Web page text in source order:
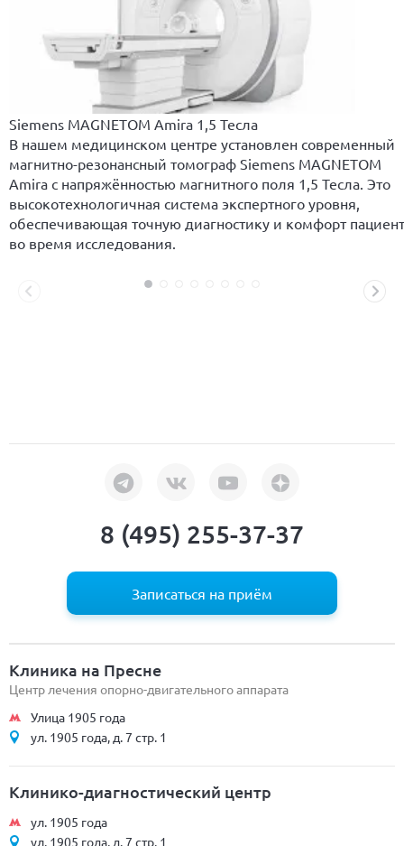
Siemens MAGNETOM Amira 1,5 Тесла
В нашем медицинском центре установлен современный
магнитно-резонансный томограф Siemens MAGNETOM
Amira с напряжённостью магнитного поля 1,5 Тесла. Это
высокотехнологичная система экспертного уровня,
обеспечивающая точную диагностику и комфорт
во время исследования.
8 (495) 255-37-37
Записаться на приём
Клиника на Пресне
Центр лечения опорно-двигательного аппарата
Улица 1905 года
ул. 1905 года, д. 7 стр. 1
Клинико-диагностический центр
ул. 1905 года
ул. 1905 года, д. 7 стр. 1